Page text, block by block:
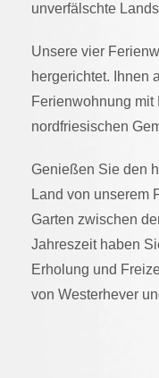
unverfälschte
Unsere vier
hergerichtet. Ihnen
Ferienwohnung mit
nordfriesischen
Genießen Sie den
Land von unserem
Garten zwischen
Jahreszeit haben
Erholung und
von Westerhever